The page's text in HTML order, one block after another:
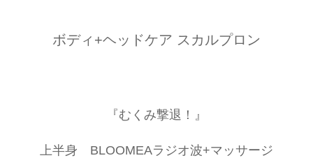
ボディ+ヘッドケア スカルプロン
『むくみ撃退！』
上半身 BLOOMEAラジオ波+マッサージ